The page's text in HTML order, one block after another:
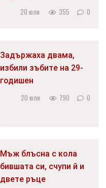
20 юли 355 0
Задържаха двама,
избили зъбите на 29-
годишен
20 юли 790 0
Мъж блъсна с кола
бившата си, счупи й и
двете ръце